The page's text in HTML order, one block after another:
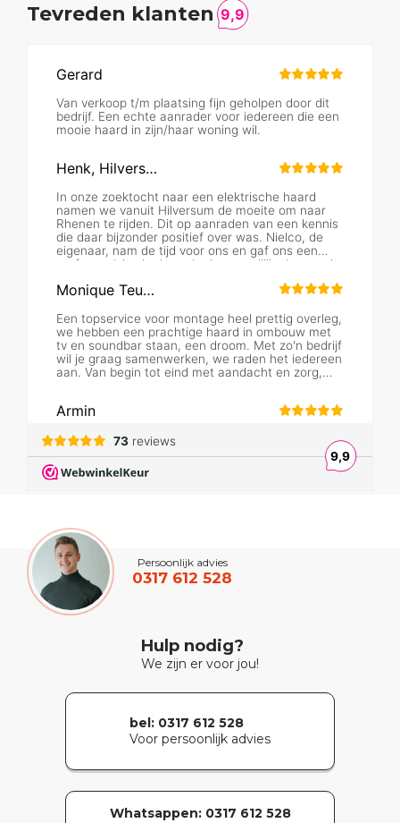
Tevreden klanten
Persoonlijk advies
0317 612 528
Hulp nodig?
We zijn er voor jou!
bel: 0317 612 528
Voor persoonlijk advies
Whatsappen:0317 612 528